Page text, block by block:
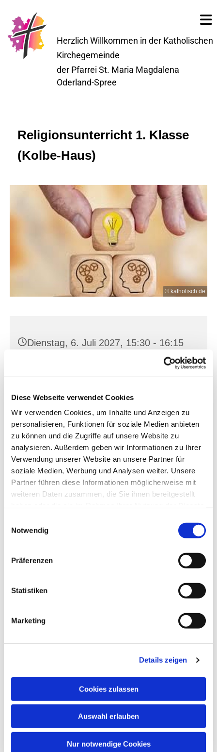
Diese Webseite verwendet Cookies
Wir verwenden Cookies, um Inhalte und Anzeigen zu
personalisieren, Funktionen für soziale Medien anbieten
zu können und die Zugriffe auf unsere Website zu
analysieren. Außerdem geben wir Informationen zu Ihrer
Verwendung unserer Website an unsere Partner für
soziale Medien, Werbung und Analysen weiter. Unsere
Partner führen diese Informationen möglicherweise mit
weiteren Daten zusammen, die Sie ihnen bereitgestellt
Notwendig
Präferenzen
Statistiken
Marketing
Details zeigen
Cookies zulassen
Auswahl erlauben
Nur notwendige Cookies
Herzlich Willkommen in der Katholischen
Kirchegemeinde
der Pfarrei St. Maria Magdalena
Oderland-Spree
Religionsunterricht 1. Klasse
(Kolbe-Haus)
© katholisch.de
Dienstag, 6. Juli 2027, 15:30 - 16:15
15230 Frankfurt (Oder)
interessieren